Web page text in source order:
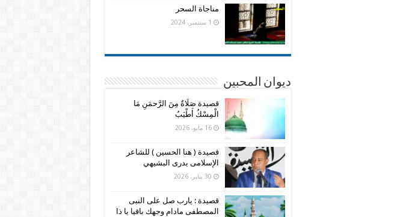
مناجاة السحر
1 سبتمبر، 2024
ديوان المحبين
قصيدة صَلَاةٌ مِنَ الرَّحمَنِ مَا
الْمِسْكُ أَطْيَبُ
16 مايو، 2026
قصيدة ( هنا الحسين ) للشاعر
الإسلامى بدرى البشيهي
30 يناير، 2026
قصيدة : يارب صل على النبى
المصطفى مادام وجهك باقيا يا ذا